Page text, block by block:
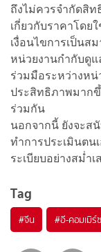
ถึงไม่ควรจำกัดสิ
เกี่ยวกับราคาโดย
เงื่อนไขการเป็นส
หน่วยงานกำกับดูแ
ร่วมมือระหว่างหน่
ประสิทธิภาพมาก
ร่วมกัน
นอกจากนี้ ยังจะส
ทำการประเมินตน
ระเบียบอย่างสม่ำเ
Tag
#จีน #อี-คอมเมิร์ซ